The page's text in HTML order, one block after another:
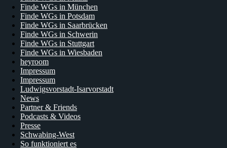
Finde WGs in München
Finde WGs in Potsdam
Finde WGs in Saarbrücken
Finde WGs in Schwerin
Finde WGs in Stuttgart
Finde WGs in Wiesbaden
heyroom
Impressum
Impressum
Ludwigsvorstadt-Isarvorstadt
News
Partner & Friends
Podcasts & Videos
Presse
Schwabing-West
So funktioniert es